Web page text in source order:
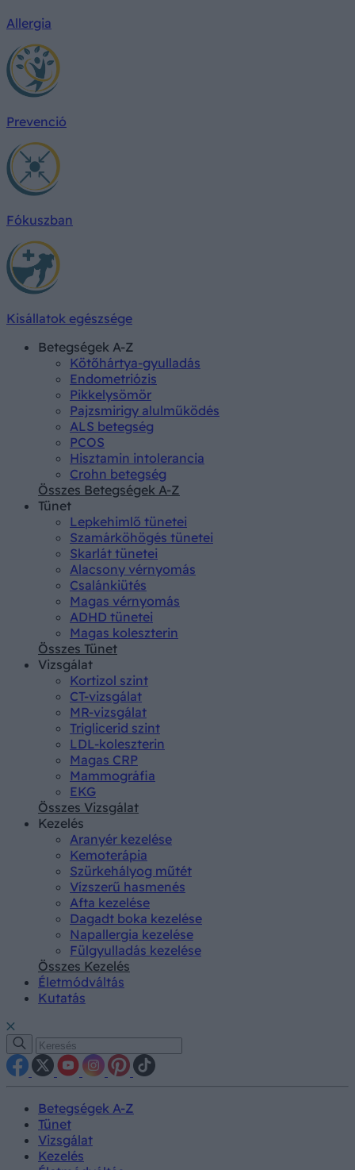
Allergia
Prevenció
Fókuszban
Kisállatok egészsége
Betegségek A-Z
Kötőhártya-gyulladás
Endometriózis
Pikkelysömör
Pajzsmirigy alulműködés
ALS betegség
PCOS
Hisztamin intolerancia
Crohn betegség
Összes Betegségek A-Z
Tünet
Lepkehimlő tünetei
Szamárköhögés tünetei
Skarlát tünetei
Alacsony vérnyomás
Csalánkiütés
Magas vérnyomás
ADHD tünetei
Magas koleszterin
Összes Tünet
Vizsgálat
Kortizol szint
CT-vizsgálat
MR-vizsgálat
Triglicerid szint
LDL-koleszterin
Magas CRP
Mammográfia
EKG
Összes Vizsgálat
Kezelés
Aranyér kezelése
Kemoterápia
Szürkehályog műtét
Vízszerű hasmenés
Afta kezelése
Dagadt boka kezelése
Napallergia kezelése
Fülgyulladás kezelése
Összes Kezelés
Életmódváltás
Kutatás
Betegségek A-Z
Tünet
Vizsgálat
Kezelés